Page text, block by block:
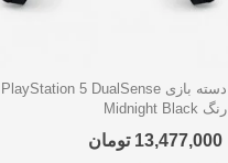
دوست داشتن
دسته بازی PlayStation 5 DualSense
رنگ Midnight Black
13,477,000 تومان